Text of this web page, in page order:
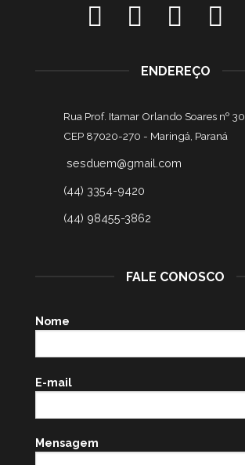
ENDEREÇO
Rua Prof. Itamar Orlando Soares nº
CEP 87020-270 - Maringá, Paraná
sesduem@gmail.com
(44) 3354-9420
(44) 98455-3862
FALE CONOSCO
Nome
E-mail
Mensagem